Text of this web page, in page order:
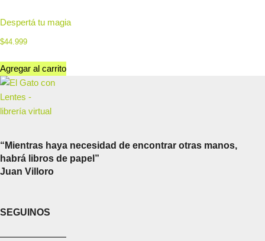
Despertá tu magia
$44.999
Agregar al carrito
“Mientras haya necesidad de encontrar otras manos,
habrá libros de papel”
Juan Villoro
SEGUINOS